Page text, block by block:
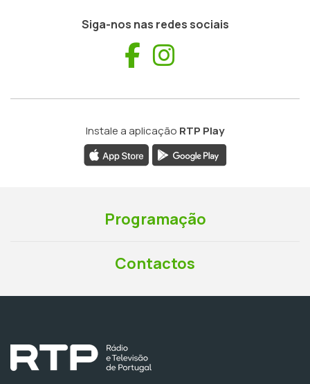
Siga-nos nas redes sociais
Facebook
Instale a aplicação RTP Play
Programação
Contactos